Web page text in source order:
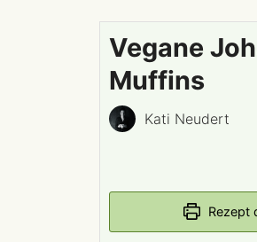
Vegane
Muffins
Kati Neudert
Rezept